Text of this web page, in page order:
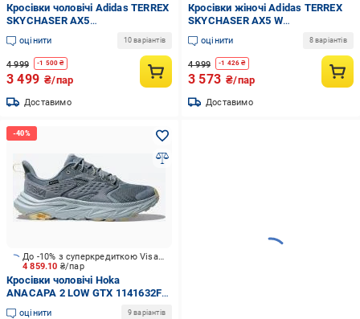
Кросівки чоловічі Adidas TERREX
SKYCHASER AX5
CBLACK/CBLACK/CARBON
JQ2215 р.44 2/3 чорні
оцінити 10 варіантів
4 999 -1 500 ₴
3 499 ₴/пар
Доставимо
Кросівки жіночі Adidas TERREX
SKYCHASER AX5 W
GREFIV/GRETWO/CWHITE JR3985
р.40 2/3 сірі
оцінити 8 варіантів
4 999 -1 426 ₴
3 573 ₴/пар
Доставимо
4 859.10 ₴/пар
До -10% з суперкредиткою Visa Вигода
Кросівки чоловічі Hoka
ANACAPA 2 LOW GTX 1141632F-
WMN р.42 сірі
оцінити 9 варіантів